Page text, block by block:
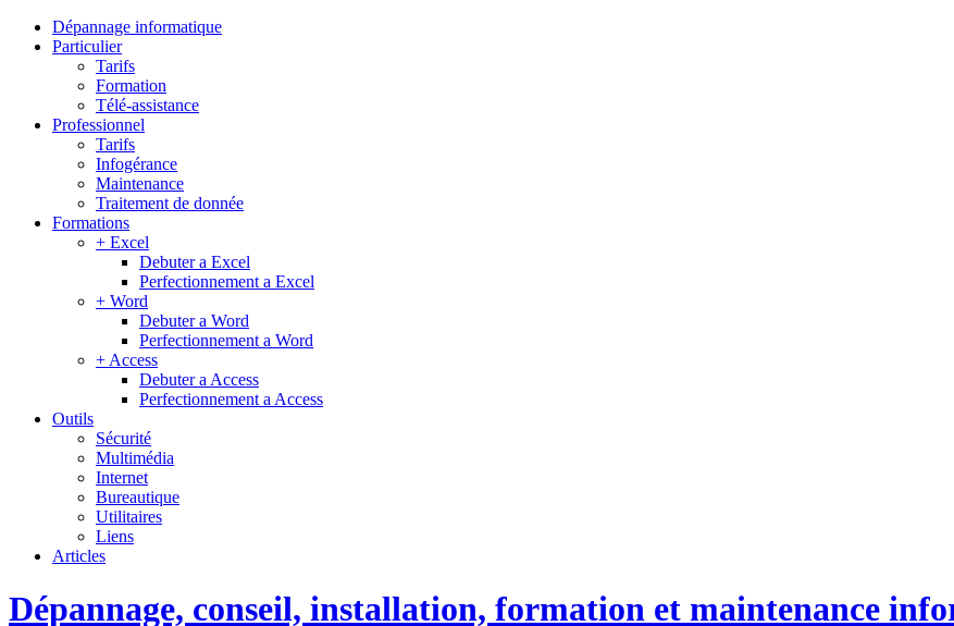
Dépannage informatique
Particulier
Tarifs
Formation
Télé-assistance
Professionnel
Tarifs
Infogérance
Maintenance
Traitement de donnée
Formations
+ Excel
Debuter a Excel
Perfectionnement a Excel
+ Word
Debuter a Word
Perfectionnement a Word
+ Access
Debuter a Access
Perfectionnement a Access
Outils
Sécurité
Multimédia
Internet
Bureautique
Utilitaires
Liens
Articles
Dépannage, conseil, installation, formation et maintenance